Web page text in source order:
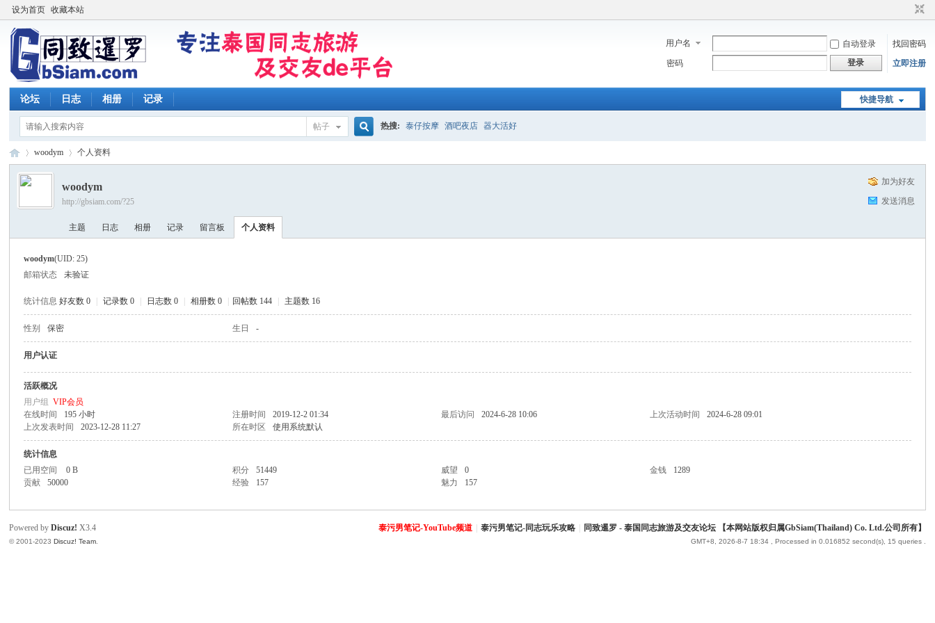
设为首页 收藏本站
用户名 自动登录
找回密码
密码
登录 立即注册
快捷导航
论坛 日志 相册 记录
帖子 热搜: 泰仔按摩 酒吧夜店 器大活好
›
woodym 个人资料
加为好友
发送消息
woodym
http://gbsiam.com/?25
主题 日志 相册 记录 留言板 个人资料
woodym(UID: 25)
邮箱状态
未验证
统计信息 好友数 0 记录数 0 日志数 0 相册数 0 回帖数 144 主题数 16
性别 保密 生日 -
用户认证
活跃概况
用户组VIP会员
在线时间
195 小时 注册时间 2019-12-2 01:34 最后访问 2024-6-28 10:06 上次活动时间
2024-6-28 09:01
上次发表时间
2023-12-28 11:27 所在时区 使用系统默认
统计信息
已用空间
0 B 积分 51449 威望 0 金钱
1289
贡献
50000 经验 157 魅力 157
泰污男笔记-YouTube频道 泰污男笔记-同志玩乐攻略 同致暹罗 - 泰国同志旅游及交友论坛 【本网站版权归属GbSiam(Thailand) Co. Ltd.公司所有】
GMT+8, 2026-8-7 18:34, Processed in 0.016852 second(s), 15 queries .
Powered byDiscuz! X3.4
© 2001-2023Discuz! Team